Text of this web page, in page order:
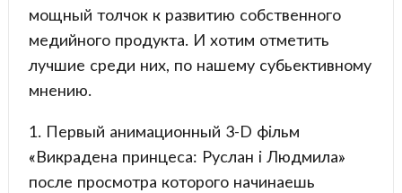
мощный толчок к развитию собственного
медийного продукта. И хотим отметить
лучшие среди них, по нашему субьективному
мнению.
1. Первый анимационный 3-D фільм
«Викрадена принцеса: Руслан і Людмила»
после просмотра которого начинаешь